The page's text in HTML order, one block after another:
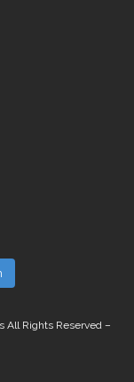
All Rights Reserved –